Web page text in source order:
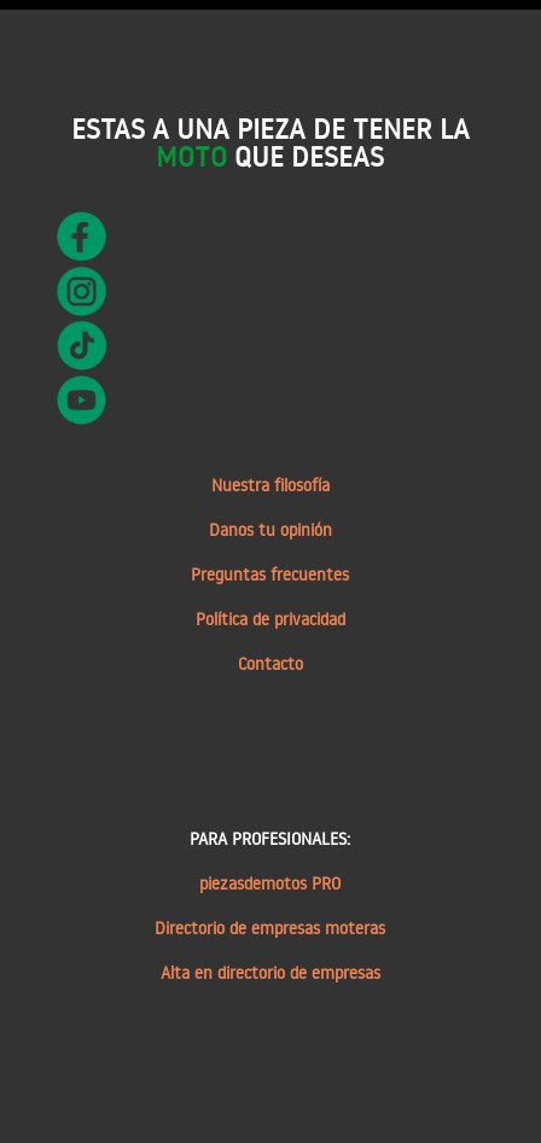
ESTAS A UNA PIEZA DE TENER LA
MOTO QUE DESEAS
Nuestra filosofía
Danos tu opinión
Preguntas frecuentes
Política de privacidad
Contacto
PARA PROFESIONALES:
piezasdemotos PRO
Directorio de empresas moteras
Alta en directorio de empresas